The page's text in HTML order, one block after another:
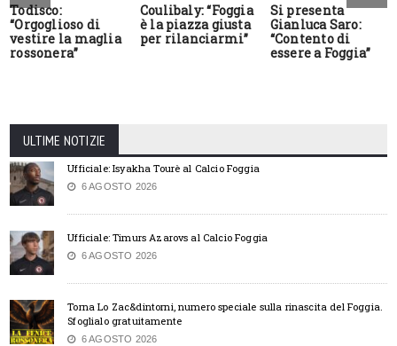
Todisco:
“Orgoglioso di
vestire la maglia
rossonera”
Coulibaly: “Foggia
è la piazza giusta
per rilanciarmi”
Si presenta
Gianluca Saro:
“Contento di
essere a Foggia”
ULTIME NOTIZIE
Ufficiale: Isyakha Tourè al Calcio Foggia
6 AGOSTO 2026
Ufficiale: Timurs Azarovs al Calcio Foggia
6 AGOSTO 2026
Torna Lo Zac&dintorni, numero speciale sulla rinascita del Foggia.
Sfoglialo gratuitamente
6 AGOSTO 2026